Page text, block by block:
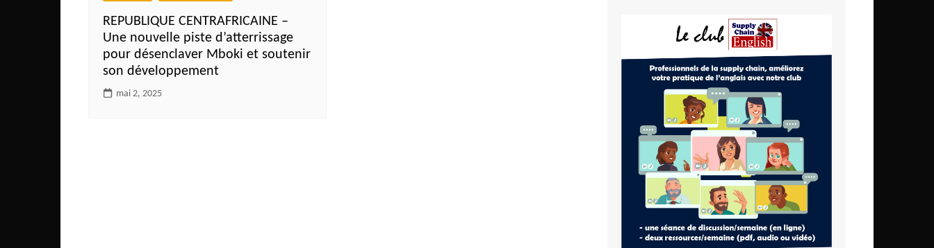
Ethiopie
Gabon
REPUBLIQUE CENTRAFRICAINE –
Une nouvelle piste d’atterrissage
pour désenclaver Mboki et soutenir
son développement
mai 2, 2025